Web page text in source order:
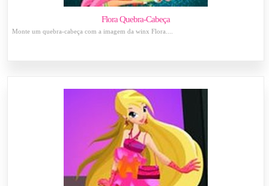
Flora Quebra-Cabeça
Monte um quebra-cabeça com a imagem da winx Flora....